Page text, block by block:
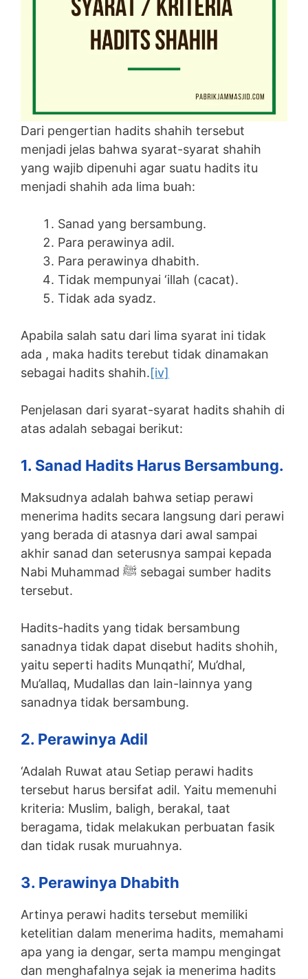
Dari pengertian hadits shahih tersebut
menjadi jelas bahwa syarat-syarat shahih
yang wajib dipenuhi agar suatu hadits itu
menjadi shahih ada lima buah:
Sanad yang bersambung.
Para perawinya adil.
Para perawinya dhabith.
Tidak mempunyai ‘illah (cacat).
Tidak ada syadz.
Apabila salah satu dari lima syarat ini tidak
ada , maka hadits terebut tidak dinamakan
sebagai hadits shahih.[iv]
Penjelasan dari syarat-syarat hadits shahih di
atas adalah sebagai berikut:
1. Sanad Hadits Harus Bersambung.
Maksudnya adalah bahwa setiap perawi
menerima hadits secara langsung dari perawi
yang berada di atasnya dari awal sampai
akhir sanad dan seterusnya sampai kepada
Nabi Muhammad ﷺ sebagai sumber hadits
tersebut.
Hadits-hadits yang tidak bersambung
sanadnya tidak dapat disebut hadits shohih,
yaitu seperti hadits Munqathi’, Mu’dhal,
Mu’allaq, Mudallas dan lain-lainnya yang
sanadnya tidak bersambung.
2. Perawinya Adil
‘Adalah Ruwat atau Setiap perawi hadits
tersebut harus bersifat adil. Yaitu memenuhi
kriteria: Muslim, baligh, berakal, taat
beragama, tidak melakukan perbuatan fasik
dan tidak rusak muruahnya.
3. Perawinya Dhabith
Artinya perawi hadits tersebut memiliki
ketelitian dalam menerima hadits, memahami
apa yang ia dengar, serta mampu mengingat
dan menghafalnya sejak ia menerima hadits